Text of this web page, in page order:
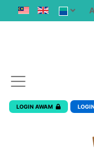
LOGIN AWAM